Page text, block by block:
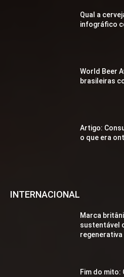
Qual a
infográfico
World Beer
brasileiras
Artigo:
o que era
INTERNACIONAL
Marca
sustentável
regenerativa
Fim do